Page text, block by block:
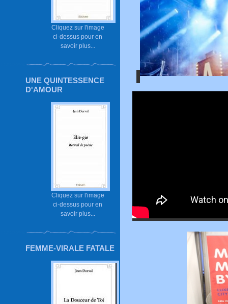
Cliquez sur l'image
ci-dessus pour en
savoir plus...
UNE QUINTESSENCE
D'AMOUR
Cliquez sur l'image
ci-dessus pour en
savoir plus...
FEMME-VIRALE FATALE